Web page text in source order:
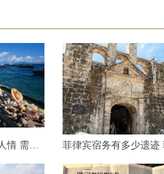
菲律宾有怎样的风土人情 需要注意哪些事项